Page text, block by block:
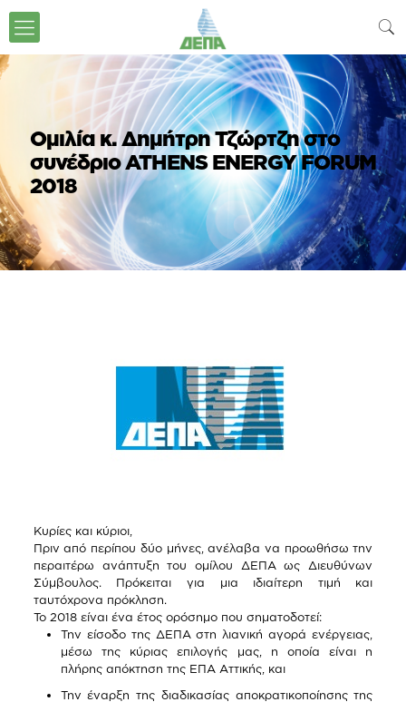
Ομιλία κ. Δημήτρη Τζώρτζη στο
συνέδριο ATHENS ENERGY FORUM
2018
Κυρίες και κύριοι,
Πριν από περίπου δύο μήνες, ανέλαβα να προωθήσω την
περαιτέρω ανάπτυξη του ομίλου ΔΕΠΑ ως Διευθύνων
Σύμβουλος. Πρόκειται για μια ιδιαίτερη τιμή και
ταυτόχρονα πρόκληση.
Το 2018 είναι ένα έτος ορόσημο που σηματοδοτεί:
Την είσοδο της ΔΕΠΑ στη λιανική αγορά ενέργειας,
μέσω της κύριας επιλογής μας, η οποία είναι η
πλήρης απόκτηση της ΕΠΑ Αττικής, και
Την έναρξη της διαδικασίας αποκρατικοποίησης της